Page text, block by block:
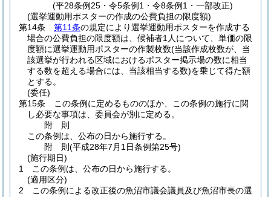
(平28条例25・令5条例1・令8条例1・一部改正)
(選挙運動用ポスターの作成の公費負担の限度額)
第14条
第11条の規定により選挙運動用ポスターを作成する
場合の公費負担の限度額は、候補者1人について、単価の限
度額に選挙運動用ポスターの作製枚数(当該作成枚数が、当
該選挙が行われる区域におけるポスター掲示場の数に相当
する数を超える場合には、当該相当する数)を乗じて得た額
とする。
(委任)
第15条
この条例に定めるもののほか、この条例の施行に関
し必要な事項は、委員会が別に定める。
附 則
この条例は、公布の日から施行する。
附 則(平成28年7月1日条例第25号)
(施行期日)
1
この条例は、公布の日から施行する。
(適用区分)
2
この条例による改正後の魚沼市議会議員及び魚沼市長の選